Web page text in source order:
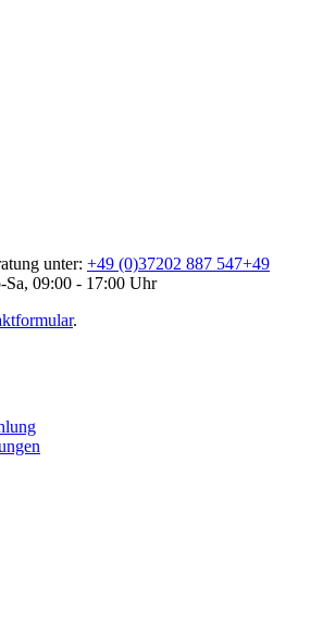
unter: +49 (0)37202 887 547+49
Sa, 09:00 - 17:00 Uhr
.